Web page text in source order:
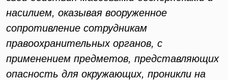
насилием, оказывая вооруженное
сопротивление сотрудникам
правоохранительных органов, с
применением предметов, представляющих
опасность для окружающих, проникли на